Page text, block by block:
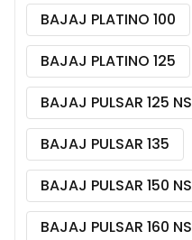
BAJAJ PLATINO 100
BAJAJ PLATINO 125
BAJAJ PULSAR 125 NS
BAJAJ PULSAR 135
BAJAJ PULSAR 150 NS
BAJAJ PULSAR 160 NS